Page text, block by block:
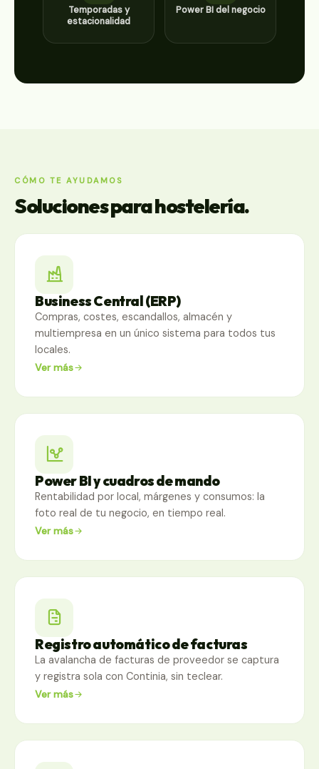
Temporadas y
estacionalidad
Power BI del negocio
CÓMO TE AYUDAMOS
Soluciones para hostelería.
Business Central (ERP)
Compras, costes, escandallos, almacén y
multiempresa en un único sistema para todos tus
locales.
Ver más
Power BI y cuadros de mando
Rentabilidad por local, márgenes y consumos: la
foto real de tu negocio, en tiempo real.
Ver más
Registro automático de facturas
La avalancha de facturas de proveedor se captura
y registra sola con Continia, sin teclear.
Ver más